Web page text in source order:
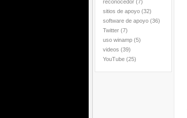
reconocedor (7)
sitios de apoyo (32)
software de apoyo (36)
Twitter (7)
uso winamp (5)
videos (39)
YouTube (25)